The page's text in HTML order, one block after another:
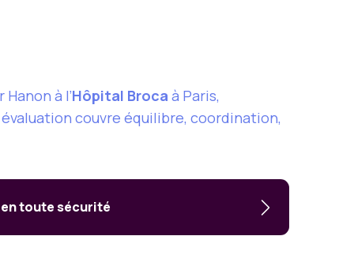
à l’Hôpital Broca à Paris,
couvre équilibre, coordination,
toute sécurité